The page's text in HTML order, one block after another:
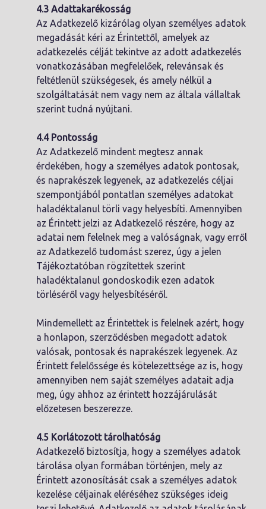
4.3 Adattakarékosság
Az Adatkezelő kizárólag olyan személyes adatok
megadását kéri az Érintettől, amelyek az
adatkezelés célját tekintve az adott adatkezelés
vonatkozásában megfelelőek, relevánsak és
feltétlenül szükségesek, és amely nélkül a
szolgáltatását nem vagy nem az általa vállaltak
szerint tudná nyújtani.
4.4 Pontosság
Az Adatkezelő mindent megtesz annak
érdekében, hogy a személyes adatok pontosak,
és naprakészek legyenek, az adatkezelés céljai
szempontjából pontatlan személyes adatokat
haladéktalanul törli vagy helyesbíti. Amennyiben
az Érintett jelzi az Adatkezelő részére, hogy az
adatai nem felelnek meg a valóságnak, vagy erről
az Adatkezelő tudomást szerez, úgy a jelen
Tájékoztatóban rögzítettek szerint
haladéktalanul gondoskodik ezen adatok
törléséről vagy helyesbítéséről.
Mindemellett az Érintettek is felelnek azért, hogy
a honlapon, szerződésben megadott adatok
valósak, pontosak és naprakészek legyenek. Az
Érintett felelőssége és kötelezettsége az is, hogy
amennyiben nem saját személyes adatait adja
meg, úgy ahhoz az érintett hozzájárulását
előzetesen beszerezze.
4.5 Korlátozott tárolhatóság
Adatkezelő biztosítja, hogy a személyes adatok
tárolása olyan formában történjen, mely az
Érintett azonosítását csak a személyes adatok
kezelése céljainak eléréséhez szükséges ideig